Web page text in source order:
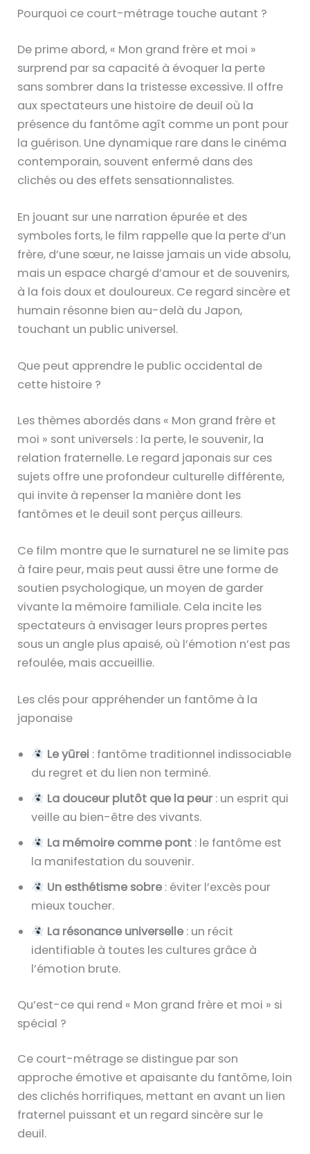
Pourquoi ce court-métrage touche autant ?
De prime abord, « Mon grand frère et moi »
surprend par sa capacité à évoquer la perte
sans sombrer dans la tristesse excessive. Il offre
aux spectateurs une histoire de deuil où la
présence du fantôme agît comme un pont pour
la guérison. Une dynamique rare dans le cinéma
contemporain, souvent enfermé dans des
clichés ou des effets sensationnalistes.
En jouant sur une narration épurée et des
symboles forts, le film rappelle que la perte d’un
frère, d’une sœur, ne laisse jamais un vide absolu,
mais un espace chargé d’amour et de souvenirs,
à la fois doux et douloureux. Ce regard sincère et
humain résonne bien au-delà du Japon,
touchant un public universel.
Que peut apprendre le public occidental de
cette histoire ?
Les thèmes abordés dans « Mon grand frère et
moi » sont universels : la perte, le souvenir, la
relation fraternelle. Le regard japonais sur ces
sujets offre une profondeur culturelle différente,
qui invite à repenser la manière dont les
fantômes et le deuil sont perçus ailleurs.
Ce film montre que le surnaturel ne se limite pas
à faire peur, mais peut aussi être une forme de
soutien psychologique, un moyen de garder
vivante la mémoire familiale. Cela incite les
spectateurs à envisager leurs propres pertes
sous un angle plus apaisé, où l’émotion n’est pas
refoulée, mais accueillie.
Les clés pour appréhender un fantôme à la
japonaise
Le yūrei: fantôme traditionnel indissociable
du regret et du lien non terminé.
La douceur plutôt que la peur: un esprit qui
veille au bien-être des vivants.
La mémoire comme pont: le fantôme est
la manifestation du souvenir.
Un esthétisme sobre: éviter l’excès pour
mieux toucher.
La résonance universelle: un récit
identifiable à toutes les cultures grâce à
l’émotion brute.
Qu’est-ce qui rend « Mon grand frère et moi » si
spécial ?
Ce court-métrage se distingue par son
approche émotive et apaisante du fantôme, loin
des clichés horrifiques, mettant en avant un lien
fraternel puissant et un regard sincère sur le
deuil.